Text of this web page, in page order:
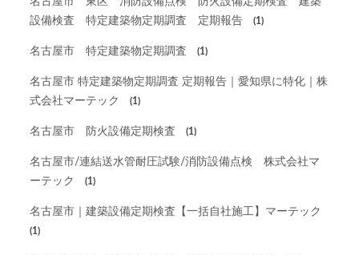
設備検査 特定建築物定期調査 定期報告
(1)
名古屋市 特定建築物定期調査 (1)
名古屋市 特定建築物定期調査 定期報告｜愛知県に特化｜株
式会社マーテック
(1)
名古屋市 防火設備定期検査 (1)
名古屋市/連結送水管耐圧試験/消防設備点検 株式会社マ
ーテック
(1)
名古屋市｜建築設備定期検査【一括自社施工】マーテック
(1)